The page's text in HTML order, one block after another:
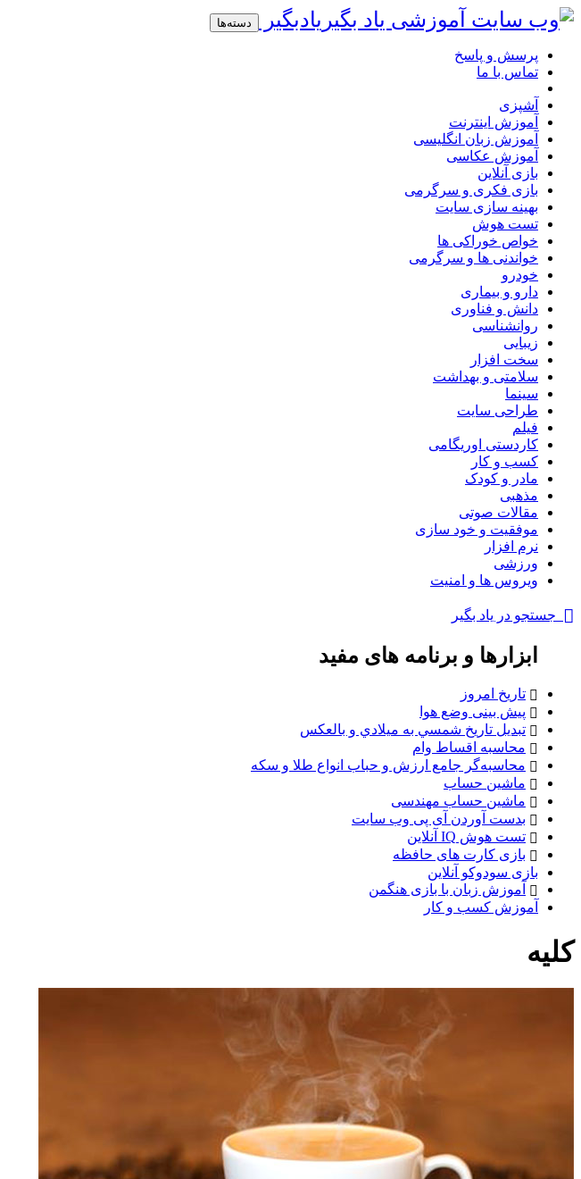
یادبگیر دسته‌ها
پرسش و پاسخ
تماس با ما
آشپزی
آموزش اینترنت
آموزش زبان انگلیسی
آموزش عکاسی
بازی آنلاین
بازی فکری و سرگرمی
بهینه سازی سایت
تست هوش
خواص خوراکی ها
خواندنی ها و سرگرمی
خودرو
دارو و بیماری
دانش و فناوری
روانشناسی
زیبایی
سخت افزار
سلامتی و بهداشت
سینما
طراحی سایت
فیلم
کاردستی اوریگامی
کسب و کار
مادر و کودک
مذهبی
مقالات صوتی
موفقیت و خود سازی
نرم افزار
ورزشی
ویروس ها و امنیت
جستجو در یاد بگیر
ابزارها و برنامه های مفید
تاریخ امروز
پیش بینی وضع هوا
تبديل تاريخ شمسي به ميلادي و بالعكس
محاسبه اقساط وام
محاسبه‌گر جامع ارزش و حباب انواع طلا و سکه
ماشین حساب
ماشین حساب مهندسی
بدست آوردن آی پی وب سایت
تست هوش IQ آنلاین
بازی کارت های حافظه
بازی سودوکو آنلاین
آموزش زبان با بازی هنگمن
آموزش کسب و کار
کلیه